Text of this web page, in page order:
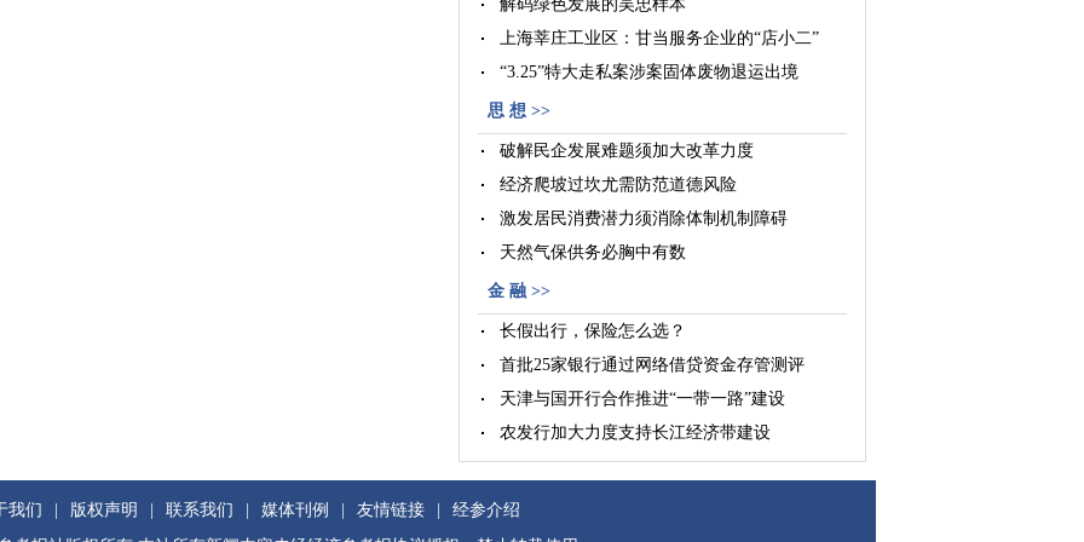
解码绿色发展的吴忠样本
上海莘庄工业区：甘当服务企业的“店小二”
“3.25”特大走私案涉案固体废物退运出境
思 想 >>
破解民企发展难题须加大改革力度
经济爬坡过坎尤需防范道德风险
激发居民消费潜力须消除体制机制障碍
天然气保供务必胸中有数
金 融 >>
长假出行，保险怎么选？
首批25家银行通过网络借贷资金存管测评
天津与国开行合作推进“一带一路”建设
农发行加大力度支持长江经济带建设
我们 版权声明 联系我们 媒体刊例 友情链接
经参介绍